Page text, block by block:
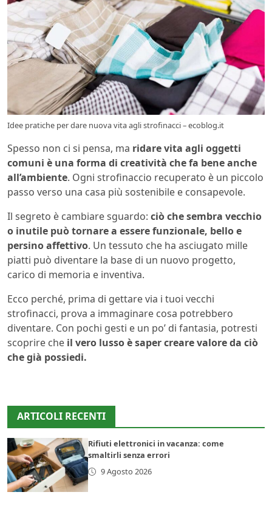
Idee pratiche per dare nuova vita agli strofinacci – ecoblog.it
Spesso non ci si pensa, ma ridare vita agli oggetti
comuni è una forma di creatività che fa bene anche
all’ambiente. Ogni strofinaccio recuperato è un piccolo
passo verso una casa più sostenibile e consapevole.
Il segreto è cambiare sguardo: ciò che sembra vecchio
o inutile può tornare a essere funzionale, bello e
persino affettivo. Un tessuto che ha asciugato mille
piatti può diventare la base di un nuovo progetto,
carico di memoria e inventiva.
Ecco perché, prima di gettare via i tuoi vecchi
strofinacci, prova a immaginare cosa potrebbero
diventare. Con pochi gesti e un po’ di fantasia, potresti
scoprire che il vero lusso è saper creare valore da ciò
che già possiedi.
ARTICOLI RECENTI
Rifiuti elettronici in vacanza: come
smaltirli senza errori
9 Agosto 2026